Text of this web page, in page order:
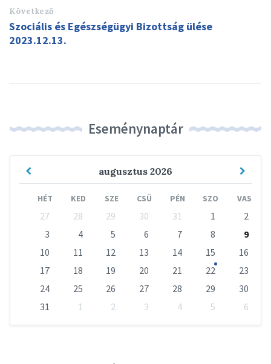
Következő
Szociális és Egészségügyi Bizottság ülése
2023.12.13.
Eseménynaptár
augusztus 2026
Previous
HÉT KED SZE CSÜ PÉN SZO VAS
calendar
27 28 29 30 31 1
2
3
4 5 6 7 8
9
10
11 12 13 14 15
16
17
18 19 20 21 22
23
24
25 26 27 28 29
30
31
1 2 3 4 5
6